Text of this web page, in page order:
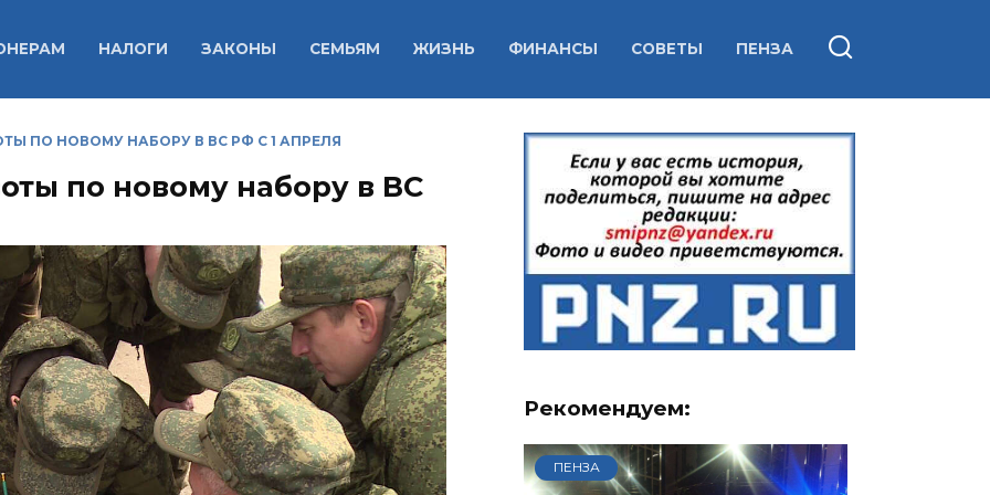
НАЛОГИ ЗАКОНЫ СЕМЬЯМ ЖИЗНЬ ФИНАНСЫ СОВЕТЫ ПЕНЗА
ПО НОВОМУ НАБОРУ В ВС РФ С 1 АПРЕЛЯ
по новому набору в ВС
Рекомендуем:
ПЕНЗА